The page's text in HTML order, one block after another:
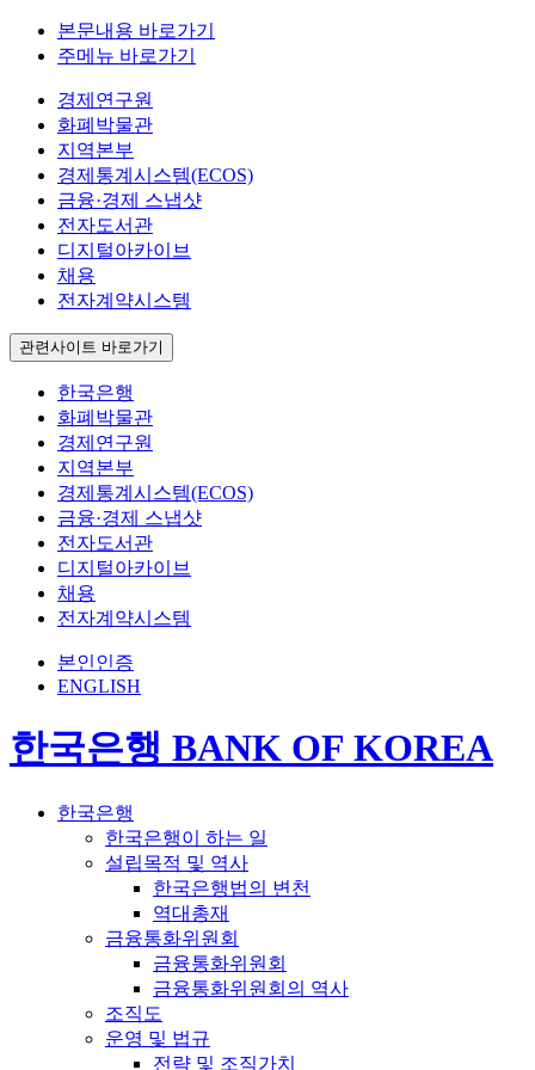
본문내용 바로가기
주메뉴 바로가기
경제연구원
화폐박물관
지역본부
경제통계시스템(ECOS)
금융·경제 스냅샷
전자도서관
디지털아카이브
채용
전자계약시스템
관련사이트 바로가기
한국은행
화폐박물관
경제연구원
지역본부
경제통계시스템(ECOS)
금융·경제 스냅샷
전자도서관
디지털아카이브
채용
전자계약시스템
본인인증
ENGLISH
한국은행 BANK OF KOREA
한국은행
한국은행이 하는 일
설립목적 및 역사
한국은행법의 변천
역대총재
금융통화위원회
금융통화위원회
금융통화위원회의 역사
조직도
운영 및 법규
전략 및 조직가치